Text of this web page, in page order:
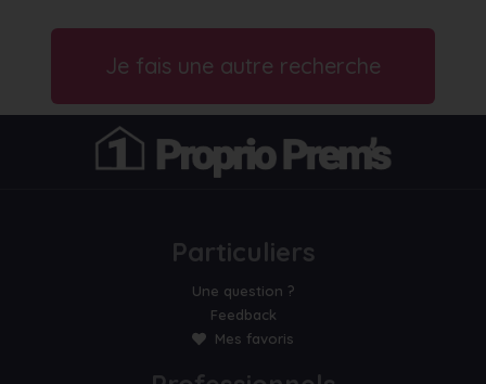
Je fais une autre recherche
Particuliers
Une question ?
Feedback
Mes favoris